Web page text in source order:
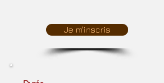
Je m'inscris